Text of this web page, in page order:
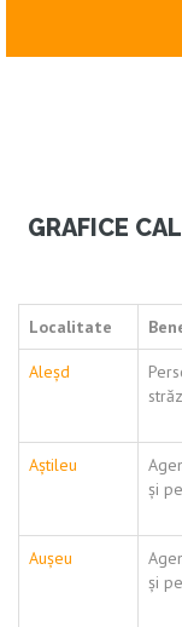
GRAFICE
Localitate
Aleșd
Aștileu
și
Aușeu
și